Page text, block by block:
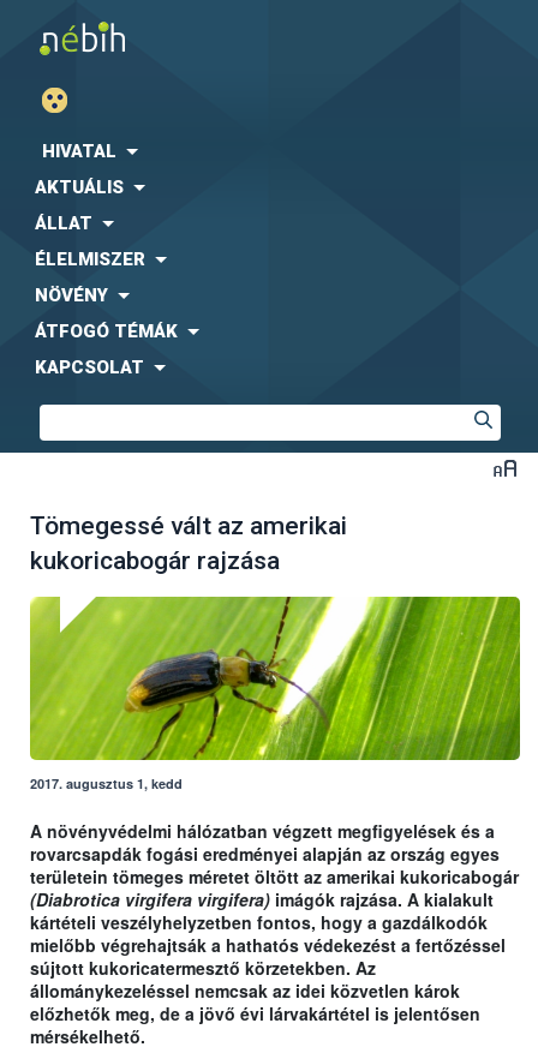
HIVATAL
AKTUÁLIS
ÁLLAT
ÉLELMISZER
NÖVÉNY
ÁTFOGÓ TÉMÁK
KAPCSOLAT
Tömegessé vált az amerikai
kukoricabogár rajzása
2017. augusztus 1, kedd
A növényvédelmi hálózatban végzett megfigyelések és a
rovarcsapdák fogási eredményei alapján az ország egyes
területein tömeges méretet öltött az amerikai kukoricabogár
(Diabrotica virgifera virgifera) imágók rajzása. A kialakult
kártételi veszélyhelyzetben fontos, hogy a gazdálkodók
mielőbb végrehajtsák a hathatós védekezést a fertőzéssel
sújtott kukoricatermesztő körzetekben. Az
állománykezeléssel nemcsak az idei közvetlen károk
előzhetők meg, de a jövő évi lárvakártétel is jelentősen
mérsékelhető.